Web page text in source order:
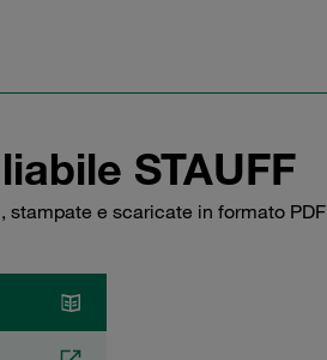
STAUFF
e scaricate in formato PDF